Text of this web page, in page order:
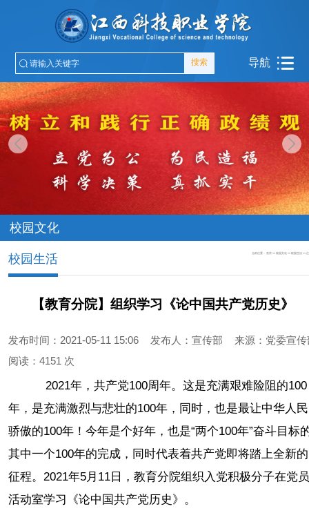
搜索 导航
校园文化
校园生活 当前位置： 首页 >>校园文化 >>校园生活 >>
【教育分院】组织学习《论中国共产党历史》
发布时间：2021-05-11 15:06 发布人：宣传部
来源：党委宣传
阅读：4151 次
2021年，共产党100周年。这是充满艰难险阻的100
年，是充满激烈与悲壮的100年，同时，也是最让中华人民
骄傲的100年！今年是个好年，也是“两个100年”奋斗目标
其中一个100年的完成，同时代表着共产党即将踏上全新的
征程。2021年5月11日，教育分院组织入党积极分子在党
活动室学习《论中国共产党历史》。